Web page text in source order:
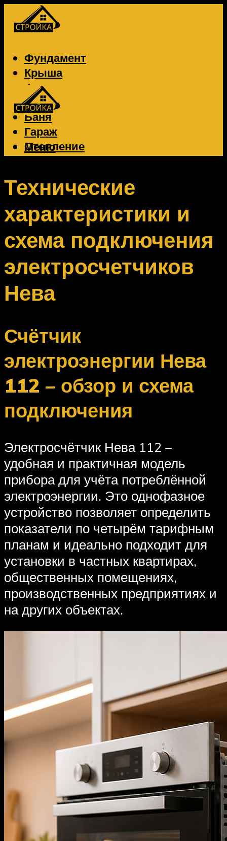
Фундамент
Крыша
Фасад
Забор
Баня
Гараж
Отопление
Вентиляция
Меню
Меню
Технические
характеристики и
схема подключения
электросчетчиков
Нева
Счётчик
электроэнергии Нева
112 – обзор и схема
подключения
Электросчётчик Нева 112 –
удобная и практичная модель
прибора для учёта потреблённой
электроэнергии. Это однофазное
устройство позволяет определить
показатели по четырём тарифным
планам и идеально подходит для
установки в частных квартирах,
общественных помещениях,
производственных предприятиях и
на других объектах.